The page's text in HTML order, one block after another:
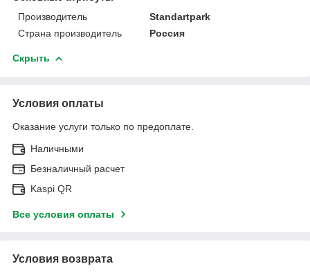
Производитель
Standartpark
Страна производитель
Россия
Скрыть
Условия оплаты
Оказание услуги только по предоплате.
Наличными
Безналичный расчет
Kaspi QR
Все условия оплаты
Условия возврата